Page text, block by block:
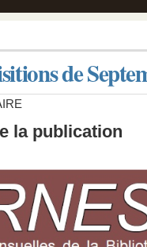
de
la publication